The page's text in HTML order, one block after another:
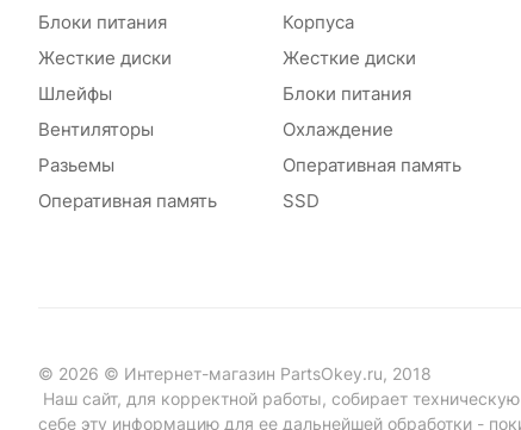
Блоки питания
Жесткие диски
Шлейфы
Вентиляторы
Разьемы
Оперативная память
Корпуса
Жесткие диски
Блоки питания
Охлаждение
Оперативная память
SSD
© 2026 © Интернет-магазин PartsOkey.ru, 2018
Наш сайт, для корректной работы, собирает
себе эту информацию для ее дальнейшей обработки -